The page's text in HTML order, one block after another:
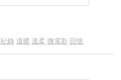
紀錄 溫暖 溫柔 微電影 回憶